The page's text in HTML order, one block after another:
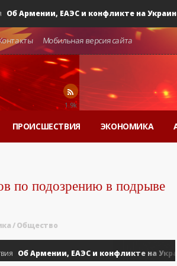
ЕАЭС и конфликте на Украине.
Мобильная версия сайта
1.9k
ПРОИСШЕСТВИЯ ЭКОНОМИКА
по подозрению в подрыве
/Общество
Армении, ЕАЭС и конфликте на Украине.